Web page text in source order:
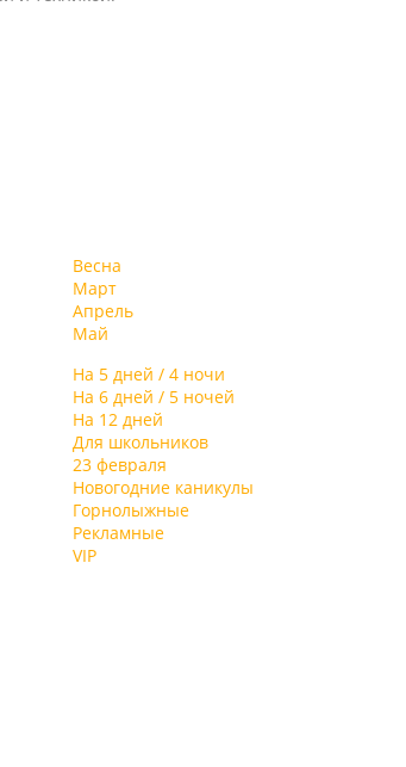
Весна
Март
Апрель
Май
На 5 дней / 4 ночи
На 6 дней / 5 ночей
На 12 дней
Для школьников
23 февраля
Новогодние каникулы
Горнолыжные
Рекламные
VIP